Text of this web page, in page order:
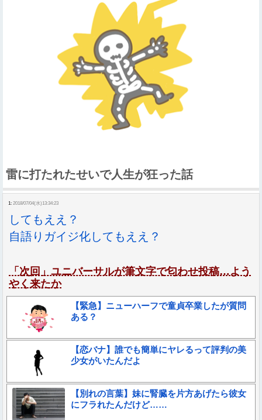
雷に打たれたせいで人生が狂った話
1: 2018/07/04(水)13:34:23
してもええ？
自語りガイジ化してもええ？
「次回」ユニバーサルが筆文字で匂わせ投稿…よう
やく来たか
【緊急】ニューハーフで童貞卒業したが質問
ある？
【恋バナ】誰でも簡単にヤレるって評判の美
少女がいたんだよ
【別れの言葉】妹に腎臓を片方あげたら彼女
にフラれたんだけど……